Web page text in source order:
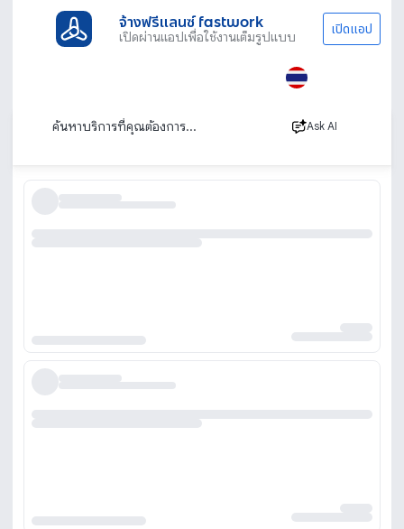
จ้างฟรีแลนซ์ fastwork
เปิดผ่านแอปเพื่อใช้งานเต็มรูปแบบ เปิดแอป
Ask AI
ออกแบบลายผ้า
เรียงตาม